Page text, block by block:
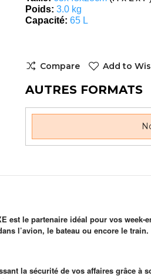
Poids: 3.0 kg
Capacité: 65 L
Compare Add to
AUTRES FORMATS
est le partenaire idéal pour vos
l’avion, le bateau ou encore le train.
la sécurité de vos affaires grâce